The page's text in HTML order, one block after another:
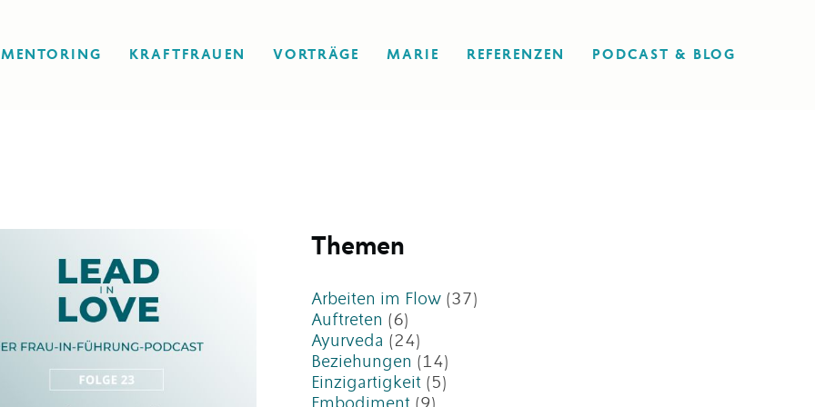
MENTORING KRAFTFRAUEN VORTRÄGE MARIE REFERENZEN PODCAST & BLOG
Themen
Arbeiten im Flow(37)
Auftreten (6)
Ayurveda (24)
Beziehungen (14)
Einzigartigkeit(5)